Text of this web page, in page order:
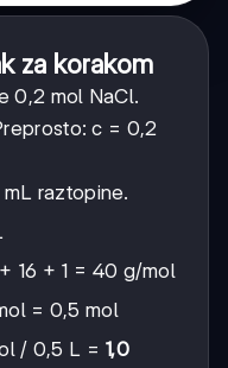
za korakom
0,2 mol NaCl.
c = 0,2
raztopine.
16 + 1 = 40 g/mol
= 0,5 mol
/ 0,5 L = 1,0